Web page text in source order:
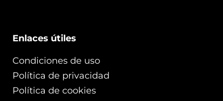
Enlaces útiles
Condiciones de uso
Política de privacidad
Política de cookies